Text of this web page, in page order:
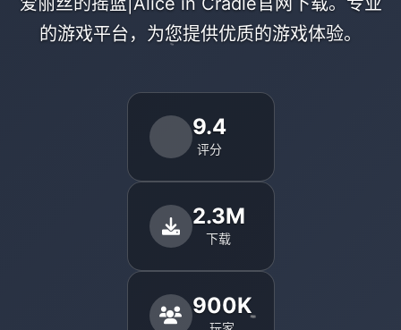
的游戏平台，为您提供优质的游戏体验。
9.4
评分
2.3M
下载
900K